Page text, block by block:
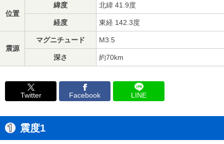
位置
緯度 北緯 41.9度
経度 東経 142.3度
震源
マグニチュード M3.5
深さ 約70km
Twitter Facebook LINE
震度1